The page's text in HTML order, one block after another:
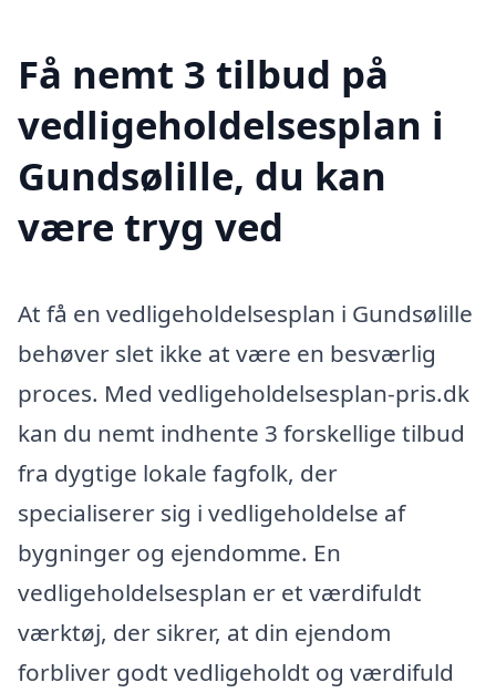
Få nemt 3 tilbud på
vedligeholdelsesplan i
Gundsølille, du kan
være tryg ved
At få en vedligeholdelsesplan i Gundsølille
behøver slet ikke at være en besværlig
proces. Med vedligeholdelsesplan-pris.dk
kan du nemt indhente 3 forskellige tilbud
fra dygtige lokale fagfolk, der
specialiserer sig i vedligeholdelse af
bygninger og ejendomme. En
vedligeholdelsesplan er et værdifuldt
værktøj, der sikrer, at din ejendom
forbliver godt vedligeholdt og værdifuld